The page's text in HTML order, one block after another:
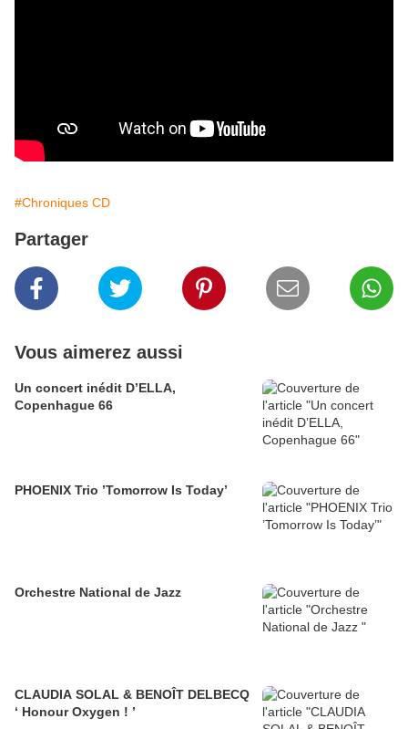
#Chroniques CD
Partager
Vous aimerez aussi
Un concert inédit D’ELLA,
Copenhague 66
PHOENIX Trio ’Tomorrow Is Today’
Orchestre National de Jazz
CLAUDIA SOLAL & BENOÎT DELBECQ
‘ Honour Oxygen ! ’